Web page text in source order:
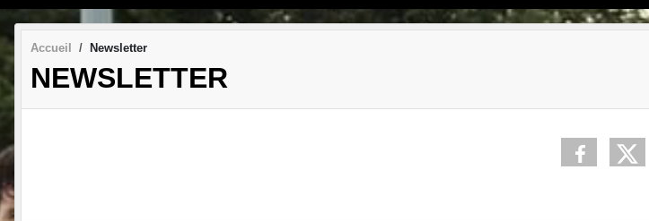
Accueil Newsletter
NEWSLETTER